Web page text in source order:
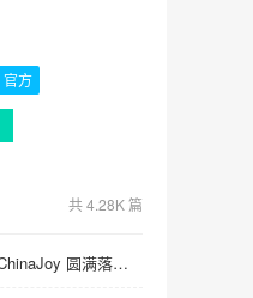
官方
共 4.28K 篇
43.89万人次再创新高！第 23 届 ChinaJoy 圆满落幕：感谢有你，共赴这场“与 AI 同游”的盛夏之约